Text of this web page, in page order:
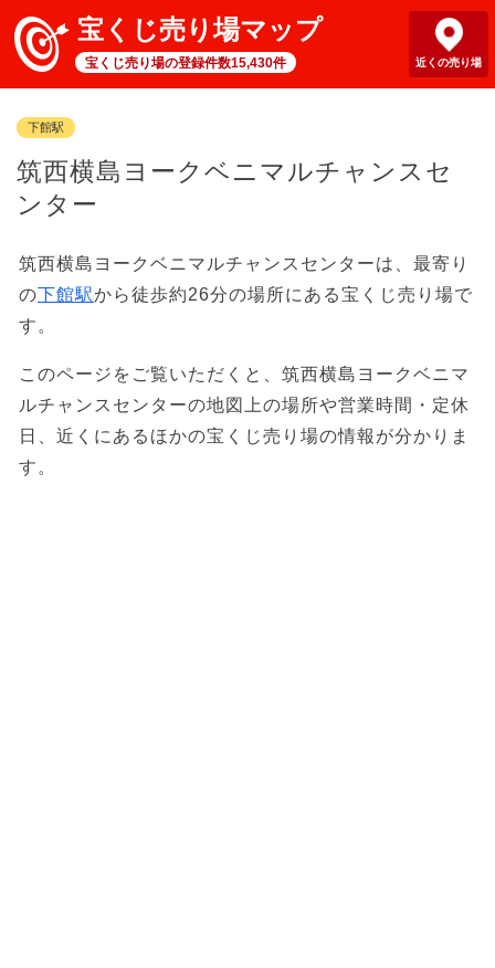
宝くじ売り場マップ
宝くじ売り場の登録件数15,430件 近くの売り場
下館駅
筑西横島ヨークベニマルチャンスセ
ンター
筑西横島ヨークベニマルチャンスセンターは、最寄り
の下館駅から徒歩約26分の場所にある宝くじ売り場で
す。
このページをご覧いただくと、筑西横島ヨークベニマ
ルチャンスセンターの地図上の場所や営業時間・定休
日、近くにあるほかの宝くじ売り場の情報が分かりま
す。